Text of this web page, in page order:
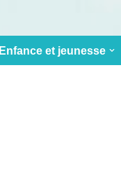
Enfance et jeunesse